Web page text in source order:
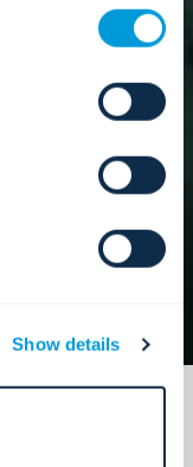
more information
Show details